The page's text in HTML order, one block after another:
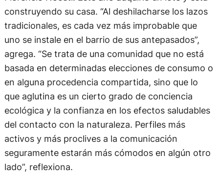
construyendo su casa. “Al deshilacharse los lazos
tradicionales, es cada vez más improbable que
uno se instale en el barrio de sus antepasados”,
agrega. “Se trata de una comunidad que no está
basada en determinadas elecciones de consumo o
en alguna procedencia compartida, sino que lo
que aglutina es un cierto grado de conciencia
ecológica y la confianza en los efectos saludables
del contacto con la naturaleza. Perfiles más
activos y más proclives a la comunicación
seguramente estarán más cómodos en algún otro
lado”, reflexiona.